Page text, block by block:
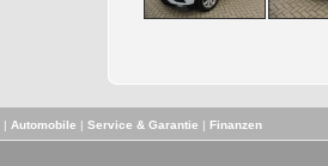
| Automobile | Service & Garantie | Finanzen